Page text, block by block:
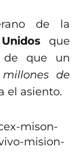
de la
que
de que un
de
el asiento.